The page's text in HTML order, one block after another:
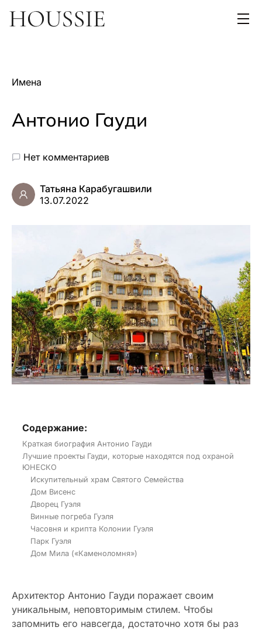
Имена
Антонио Гауди
Нет комментариев
Татьяна Карабугашвили
13.07.2022
Содержание:
Краткая биография Антонио Гауди
Лучшие проекты Гауди, которые находятся под охраной
ЮНЕСКО
Искупительный храм Святого Семейства
Дом Висенс
Дворец Гуэля
Винные погреба Гуэля
Часовня и крипта Колонии Гуэля
Парк Гуэля
Дом Мила («Каменоломня»)
Архитектор Антонио Гауди поражает своим
уникальным, неповторимым стилем. Чтобы
запомнить его навсегда, достаточно хотя бы раз